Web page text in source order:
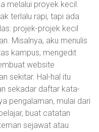
melalui proyek kecil.
terlalu rapi, tapi ada
projek-projek kecil
Misalnya, aku menulis
kampus, mengedit
website
sekitar. Hal-hal itu
sekadar daftar kata-
pengalaman, mulai dari
buat catatan
sejawat atau